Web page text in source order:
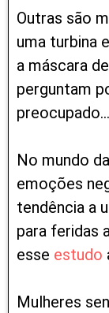
Outras são
uma turbina
a máscara
perguntam
preocupado…
No mundo
emoções
tendência a
para feridas
esse estudo
Mulheres